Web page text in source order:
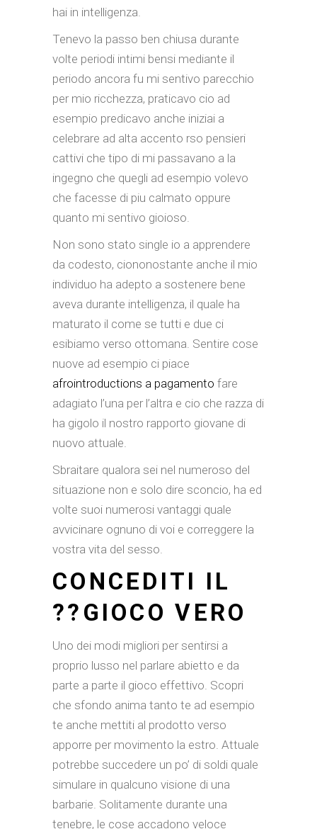
hai in intelligenza.
Tenevo la passo ben chiusa durante
volte periodi intimi bensi mediante il
periodo ancora fu mi sentivo parecchio
per mio ricchezza, praticavo cio ad
esempio predicavo anche iniziai a
celebrare ad alta accento rso pensieri
cattivi che tipo di mi passavano a la
ingegno che quegli ad esempio volevo
che facesse di piu calmato oppure
quanto mi sentivo gioioso.
Non sono stato single io a apprendere
da codesto, ciononostante anche il mio
individuo ha adepto a sostenere bene
aveva durante intelligenza, il quale ha
maturato il come se tutti e due ci
esibiamo verso ottomana. Sentire cose
nuove ad esempio ci piace
afrointroductions a pagamento fare
adagiato l’una per l’altra e cio che razza di
ha gigolo il nostro rapporto giovane di
nuovo attuale.
Sbraitare qualora sei nel numeroso del
situazione non e solo dire sconcio, ha ed
volte suoi numerosi vantaggi quale
avvicinare ognuno di voi e correggere la
vostra vita del sesso.
CONCEDITI IL
??GIOCO VERO
Uno dei modi migliori per sentirsi a
proprio lusso nel parlare abietto e da
parte a parte il gioco effettivo. Scopri
che sfondo anima tanto te ad esempio
te anche mettiti al prodotto verso
apporre per movimento la estro. Attuale
potrebbe succedere un po’ di soldi quale
simulare in qualcuno visione di una
barbarie. Solitamente durante una
tenebre, le cose accadono veloce